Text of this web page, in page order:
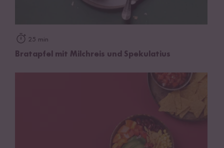
25 min
Bratapfel mit Milchreis und Spekulatius